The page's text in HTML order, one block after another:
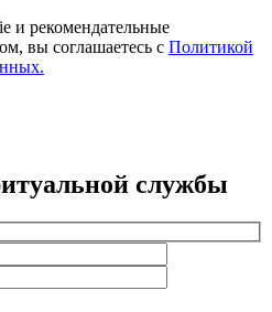
и рекомендательные
вы соглашаетесь с Политикой
службы